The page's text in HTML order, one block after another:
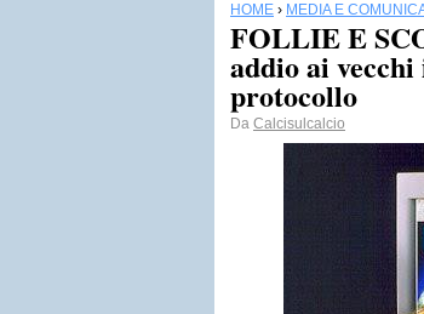
HOME › MEDIA E
FOLLIE E
addio ai
protocollo
Da Calcisulcalcio